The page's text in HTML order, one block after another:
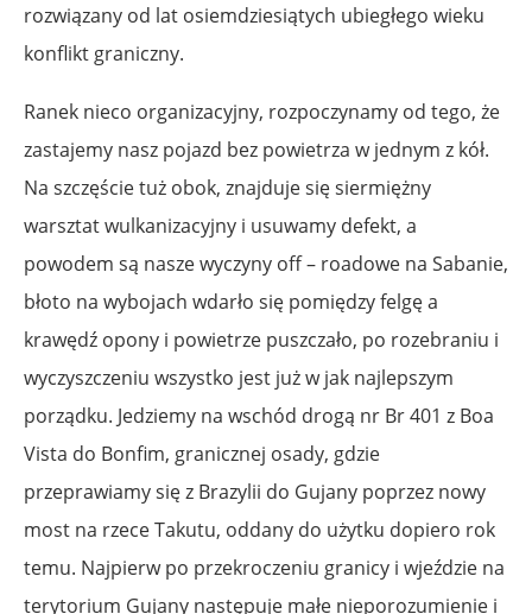
rozwiązany od lat osiemdziesiątych ubiegłego wieku
konflikt graniczny.
Ranek nieco organizacyjny, rozpoczynamy od tego, że
zastajemy nasz pojazd bez powietrza w jednym z kół.
Na szczęście tuż obok, znajduje się siermiężny
warsztat wulkanizacyjny i usuwamy defekt, a
powodem są nasze wyczyny off – roadowe na Sabanie,
błoto na wybojach wdarło się pomiędzy felgę a
krawędź opony i powietrze puszczało, po rozebraniu i
wyczyszczeniu wszystko jest już w jak najlepszym
porządku. Jedziemy na wschód drogą nr Br 401 z Boa
Vista do Bonfim, granicznej osady, gdzie
przeprawiamy się z Brazylii do Gujany poprzez nowy
most na rzece Takutu, oddany do użytku dopiero rok
temu. Najpierw po przekroczeniu granicy i wjeździe na
terytorium Gujany następuje małe nieporozumienie i